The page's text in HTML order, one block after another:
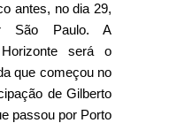
antes, no dia 29,
São Paulo. A
será o
que começou no
de Gilberto
passou por Porto